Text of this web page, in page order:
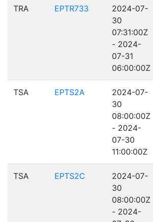
TRA EPTR733
2024-07-
30
07:31:00Z
- 2024-
07-31
06:00:00Z
TSA EPTS2A
2024-07-
30
08:00:00Z
- 2024-
07-30
11:00:00Z
TSA EPTS2C
2024-07-
30
08:00:00Z
- 2024-